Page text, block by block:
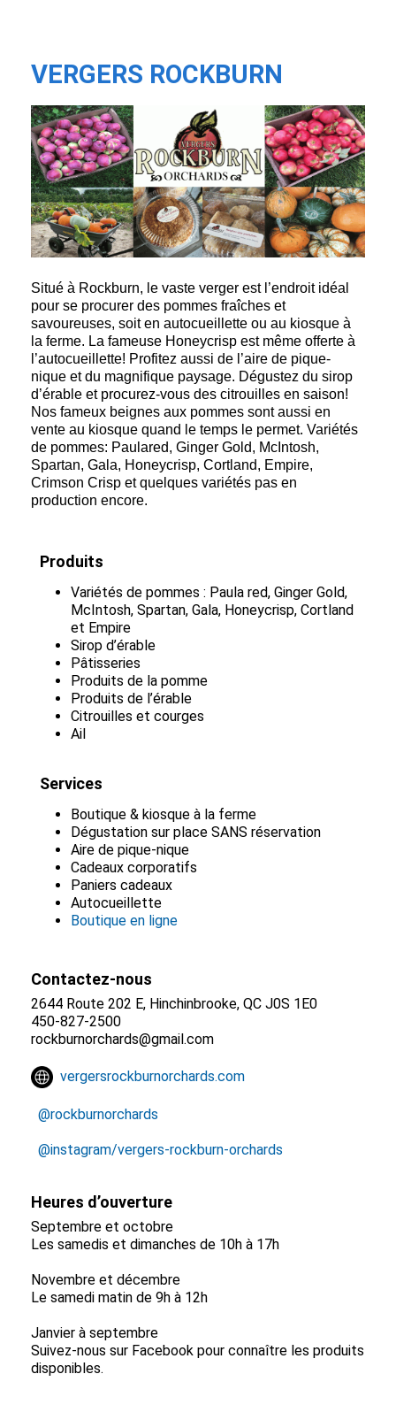
VERGERS ROCKBURN
Situé à Rockburn, le vaste verger est l’endroit idéal
pour se procurer des pommes fraîches et
savoureuses, soit en autocueillette ou au kiosque à
la ferme. La fameuse Honeycrisp est même offerte à
l’autocueillette! Profitez aussi de l’aire de pique-
nique et du magnifique paysage. Dégustez du sirop
d’érable et procurez-vous des citrouilles en saison!
Nos fameux beignes aux pommes sont aussi en
vente au kiosque quand le temps le permet. Variétés
de pommes: Paulared, Ginger Gold, McIntosh,
Spartan, Gala, Honeycrisp, Cortland, Empire,
Crimson Crisp et quelques variétés pas en
production encore.
Produits
Variétés de pommes : Paula red, Ginger Gold,
McIntosh, Spartan, Gala, Honeycrisp, Cortland
et Empire
Sirop d’érable
Pâtisseries
Produits de la pomme
Produits de l’érable
Citrouilles et courges
Ail
Services
Boutique & kiosque à la ferme
Dégustation sur place SANS réservation
Aire de pique-nique
Cadeaux corporatifs
Paniers cadeaux
Autocueillette
Boutique en ligne
Contactez-nous
2644 Route 202 E, Hinchinbrooke, QC J0S 1E0
450-827-2500
rockburnorchards@gmail.com
vergersrockburnorchards.com
@rockburnorchards
@instagram/vergers-rockburn-orchards
Heures d’ouverture
Septembre et octobre
Les samedis et dimanches de 10h à 17h
Novembre et décembre
Le samedi matin de 9h à 12h
Janvier à septembre
Suivez-nous sur Facebook pour connaître les produits
disponibles.